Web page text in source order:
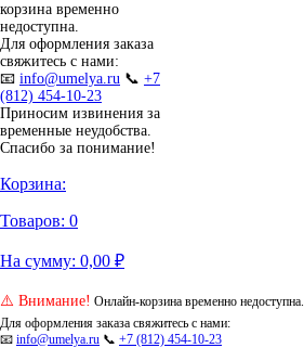
корзина временно
недоступна.
Для оформления заказа
свяжитесь с нами:
📧 info@umelya.ru 📞 +7
(812) 454-10-23
Приносим извинения за
временные неудобства.
Спасибо за понимание!
Корзина:
Товаров: 0
На сумму: 0,00 ₽
⚠️ Внимание! Онлайн-корзина временно недоступна.
Для оформления заказа свяжитесь с нами:
📧 info@umelya.ru 📞 +7 (812) 454-10-23